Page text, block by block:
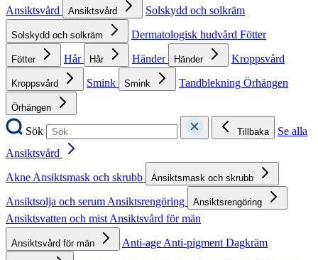
Ansiktsvård
Ansiktsvård Solskydd och solkräm
Solskydd och solkräm Dermatologisk hudvård Fötter
Fötter Hår Hår Händer Händer Kroppsvård
Kroppsvård Smink Smink Tandblekning Örhängen
Örhängen
Sök Tillbaka
Se alla
Ansiktsvård
AkneAnsiktsmask och skrubb Ansiktsmask och skrubb
Ansiktsolja och serumAnsiktsrengöring Ansiktsrengöring
Ansiktsvatten och mistAnsiktsvård för män
Ansiktsvård för män Anti-ageAnti-pigmentDagkräm